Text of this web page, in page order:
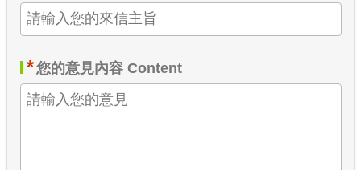
*您的意見內容 Content